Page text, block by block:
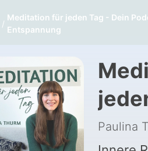
Meditation für jeden Tag - Dein
Entspannung